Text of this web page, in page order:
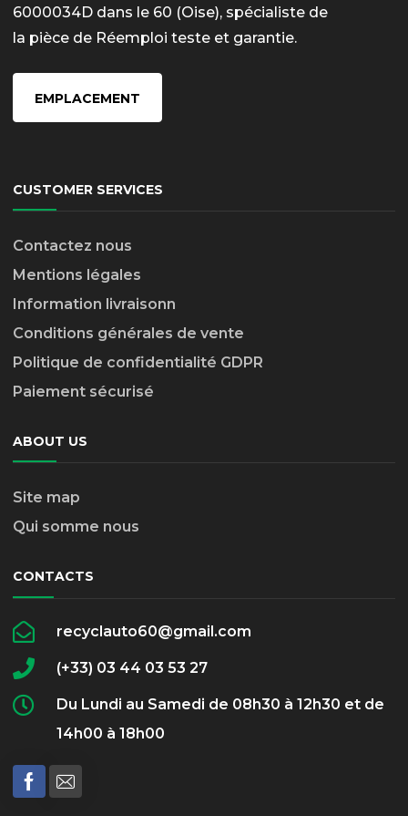
6000034D dans le 60 (Oise), spécialiste de
la pièce de Réemploi teste et garantie.
EMPLACEMENT
CUSTOMER SERVICES
Contactez nous
Mentions légales
Information livraisonn
Conditions générales de vente
Politique de confidentialité GDPR
Paiement sécurisé
ABOUT US
Site map
Qui somme nous
CONTACTS
recyclauto60@gmail.com
(+33) 03 44 03 53 27
Du Lundi au Samedi de 08h30 à 12h30 et de
14h00 à 18h00